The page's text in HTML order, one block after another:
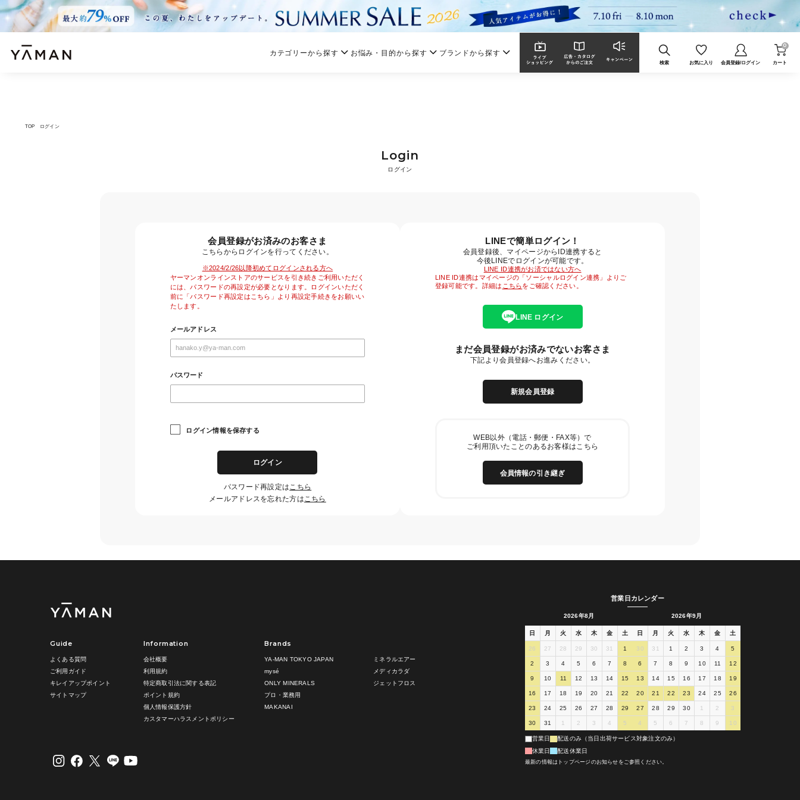
カテゴリーから探す お悩み・目的から探す ブランドから探す
検索 お気に入り 会員登録/ログイン カート
0
TOP ログイン
Login
ログイン
会員登録がお済みのお客さま
こちらからログインを行ってください。
※2024/2/26以降初めてログインされる方へ
ヤーマンオンラインストアのサービスを引き続きご利用いただく
には、パスワードの再設定が必要となります。ログインいただく
前に「パスワード再設定はこちら」より再設定手続きをお願いい
たします。
メールアドレス
パスワード
ログイン情報を保存する
ログイン
パスワード再設定は こちら
メールアドレスを忘れた方は こちら
LINEで簡単ログイン！
会員登録後、マイページからID連携すると
今後LINEでログインが可能です。
LINE ID連携がお済ではない方へ
LINE ID連携はマイページの「ソーシャルログイン連携」よりご
登録可能です。詳細は こちらをご確認ください。
LINE ログイン
まだ会員登録がお済みでないお客さま
下記より会員登録へお進みください。
新規会員登録
WEB以外（電話・郵便・FAX等）で
ご利用頂いたことのあるお客様はこちら
会員情報の引き継ぎ
Guide
よくある質問
ご利用ガイド
キレイアップポイント
サイトマップ
Information
会社概要
利用規約
特定商取引法に関する表記
ポイント規約
個人情報保護方針
カスタマーハラスメントポリシー
Brands
YA-MAN TOKYO JAPAN
mysé
ONLY MINERALS
プロ・業務用
MAKANAI
ミネラルエアー
メディカラダ
ジェットフロス
営業日カレンダー
2026年8月
日 月 火 水 木 金 土
26 27 28 29 30 31 1
2 3 4 5 6 7 8
9 10 11 12 13 14 15
16 17 18 19 20 21 22
23 24 25 26 27 28 29
30 31 1 2 3 4 5
2026年9月
日 月 火 水 木 金 土
30 31 1 2 3 4 5
6 7 8 9 10 11 12
13 14 15 16 17 18 19
20 21 22 23 24 25 26
27 28 29 30 1 2 3
4 5 6 7 8 9 10
営業日
配送のみ（当日出荷サービス対象注文のみ）
休業日
配送休業日
最新の情報はトップページのお知らせをご参照ください。